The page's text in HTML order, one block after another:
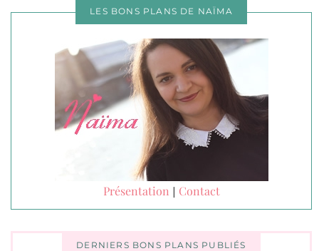
LES BONS PLANS DE NAÏMA
Présentation | Contact
DERNIERS BONS PLANS PUBLIÉS